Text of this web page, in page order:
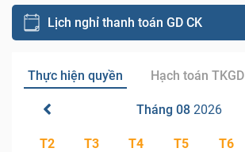
Lịch nghỉ thanh toán GD CK
Thực hiện quyền Hạch toán TKGD
Tháng 08 2026
T2 T3 T4 T5 T6